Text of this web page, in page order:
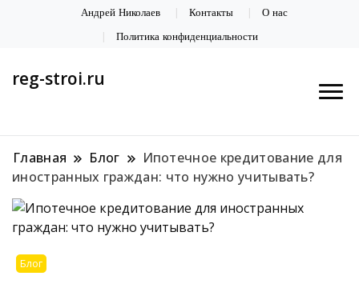
Андрей Николаев Контакты
О нас
Политика конфиденциальности
reg-stroi.ru
Главная Блог
Ипотечное кредитование для
иностранных граждан: что нужно учитывать?
Блог